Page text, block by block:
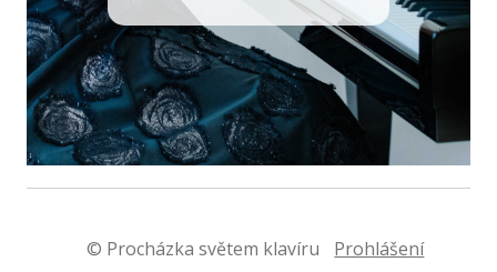
© Procházka světem klavíru Prohlášení